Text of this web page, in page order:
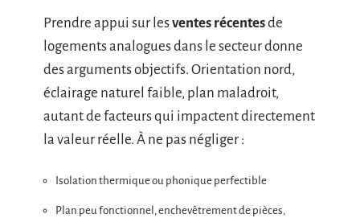
Prendre appui sur lesventes récentesde
logements analogues dans le secteur donne
des arguments objectifs. Orientation nord,
éclairage naturel faible, plan maladroit,
autant de facteurs qui impactent directement
la valeur réelle. À ne pas négliger :
Isolation thermique ou phonique perfectible
Plan peu fonctionnel, enchevêtrement de pièces,